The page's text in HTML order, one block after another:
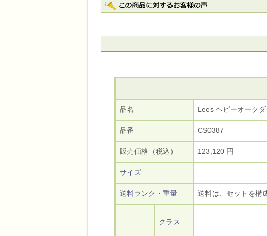
品名 Lees ヘビーオーク
品番 CS0387
販売価格（税込） 123,120 円
サイズ
送料ランク・重量 送料は、セットを構
クラス